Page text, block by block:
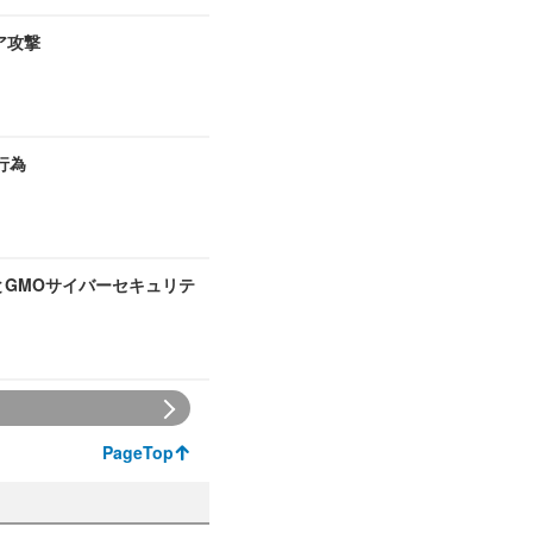
攻撃
為
サイバーセキュリテ
PageTop